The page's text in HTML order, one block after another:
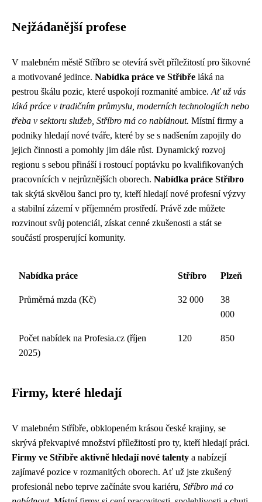
Nejžádanější profese
V malebném městě Stříbro se otevírá svět příležitostí pro šikovné
a motivované jedince. Nabídka práce ve Stříbře láká na
pestrou škálu pozic, které uspokojí rozmanité ambice. Ať už vás
láká práce v tradičním průmyslu, moderních technologiích nebo
třeba v sektoru služeb, Stříbro má co nabídnout. Místní firmy a
podniky hledají nové tváře, které by se s nadšením zapojily do
jejich činnosti a pomohly jim dále růst. Dynamický rozvoj
regionu s sebou přináší i rostoucí poptávku po kvalifikovaných
pracovnících v nejrůznějších oborech. Nabídka práce Stříbro
tak skýtá skvělou šanci pro ty, kteří hledají nové profesní výzvy
a stabilní zázemí v příjemném prostředí. Právě zde můžete
rozvinout svůj potenciál, získat cenné zkušenosti a stát se
součástí prosperující komunity.
Nabídka práce Stříbro Plzeň
Průměrná mzda (Kč) 32 000
38
000
Počet nabídek na Profesia.cz (říjen
2025)
120 850
Firmy, které hledají
V malebném Stříbře, obklopeném krásou české krajiny, se
skrývá překvapivé množství příležitostí pro ty, kteří hledají práci.
Firmy ve Stříbře aktivně hledají nové talenty a nabízejí
zajímavé pozice v rozmanitých oborech. Ať už jste zkušený
profesionál nebo teprve začínáte svou kariéru, Stříbro má co